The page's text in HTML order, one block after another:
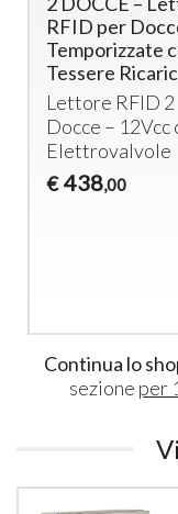
RFID per
Temporizzate
Tessere
Lettore RFID 2
Docce – 12Vcc
Elettrovalvole
€ 438,00
Continua lo
sezione per